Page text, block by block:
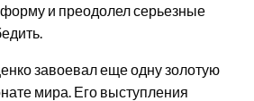
и преодолел серьезные
завоевал еще одну золотую
мира. Его выступления